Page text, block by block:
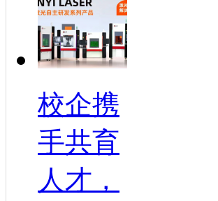
校企携
手共育
人才，